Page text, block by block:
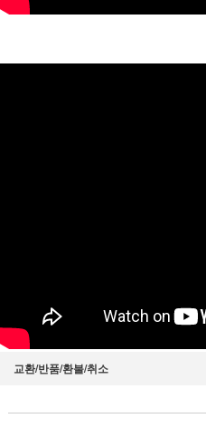
교환/반품/환불/취소